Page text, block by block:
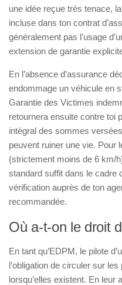
une idée reçue très tenace,
incluse dans ton contrat
généralement pas l’usage
extension de garantie
En l’absence d’assurance
endommage un véhicule en
Garantie des Victimes
retournera ensuite contre toi
intégral des sommes
peuvent ruiner une vie. Pour
(strictement moins de 6 km/
standard suffit dans le cadre
vérification auprès de ton
recommandée.
Où a-t-on le droit
En tant qu’EDPM, le pilote
l’obligation de circuler sur
lorsqu’elles existent. En leur